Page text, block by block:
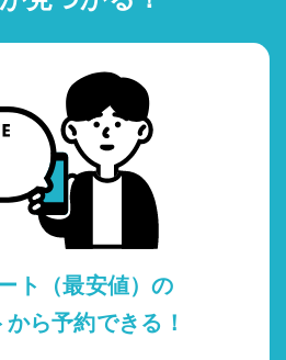
ト（最安値）の
ら予約できる！